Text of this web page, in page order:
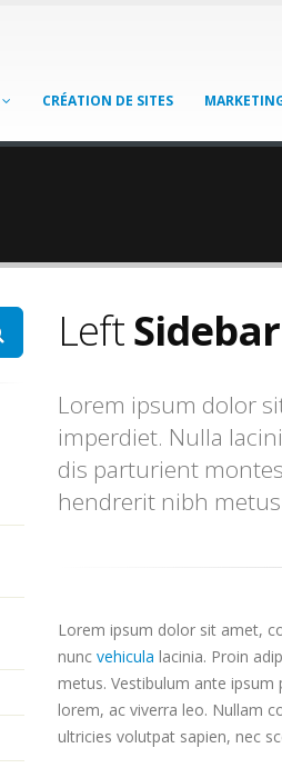
CRÉATION DE SITES
LeftSidebar
Lorem ipsum dolor
imperdiet. Nulla
dis parturient
hendrerit nibh
Lorem ipsum dolor sit amet,
nunc vehicula lacinia. Proin
metus. Vestibulum ante ipsum
lorem, ac viverra leo. Nullam
ultricies volutpat sapien, nec